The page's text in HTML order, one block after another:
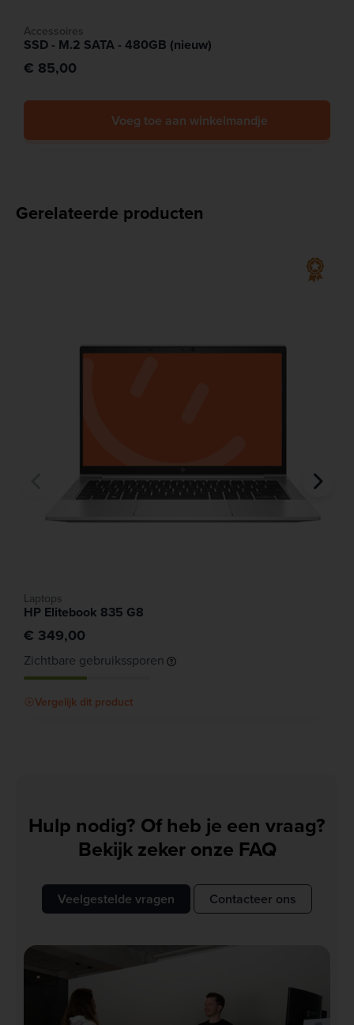
Accessoires
SSD - M.2 SATA - 480GB (nieuw)
€ 85,00
Voeg toe aan winkelmandje
Gerelateerde producten
Laptops
HP Elitebook 835 G8
€ 349,00
Zichtbare gebruikssporen
Vergelijk dit product
Hulp nodig? Of heb je een vraag?
Bekijk zeker onze FAQ
Veelgestelde vragen Contacteer ons